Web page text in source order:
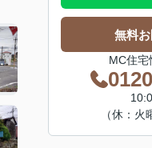
無料
MC住宅
（休：火